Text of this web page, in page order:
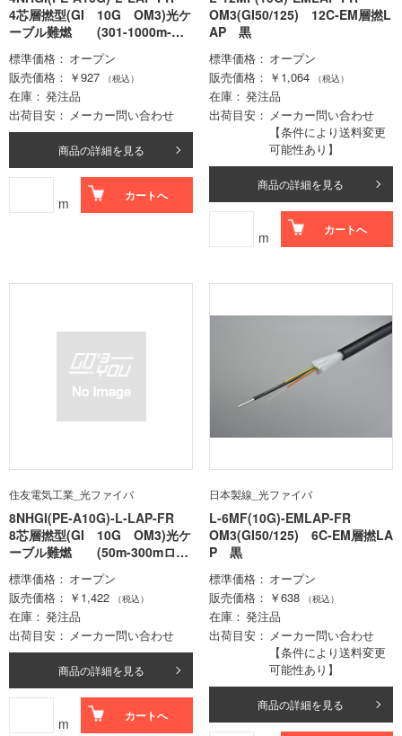
4芯層撚型(GI 10G OM3)光ケ
ーブル難燃 (301-1000m-ロ
ット価格)
標準価格
オープン
販売価格
￥927 （税込）
在庫
発注品
出荷目安
メーカー問い合わせ
商品の詳細を見る
m カートへ
OM3(GI50/125) 12C-EM層撚L
AP 黒
標準価格
オープン
販売価格
￥1,064 （税込）
在庫
発注品
出荷目安
メーカー問い合わせ
【条件により送料変更
可能性あり】
商品の詳細を見る
m カートへ
住友電気工業_光ファイバ
8NHGI(PE-A10G)-L-LAP-FR
8芯層撚型(GI 10G OM3)光ケ
ーブル難燃 (50m-300mロッ
ト価格)
標準価格
オープン
販売価格
￥1,422 （税込）
在庫
発注品
出荷目安
メーカー問い合わせ
商品の詳細を見る
m カートへ
日本製線_光ファイバ
L-6MF(10G)-EMLAP-FR
OM3(GI50/125) 6C-EM層撚LA
P 黒
標準価格
オープン
販売価格
￥638 （税込）
在庫
発注品
出荷目安
メーカー問い合わせ
【条件により送料変更
可能性あり】
商品の詳細を見る